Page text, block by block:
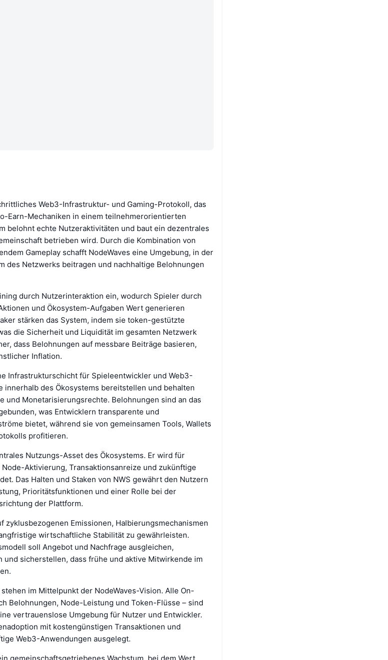
Web3-Infrastruktur- und Gaming-Protokoll, das
Earn-Mechaniken in einem teilnehmerorientierten
belohnt echte Nutzeraktivitäten und baut ein dezentrales
betrieben wird. Durch die Kombination von
Gameplay schafft NodeWaves eine Umgebung, in der
des Netzwerks beitragen und nachhaltige Belohnungen
durch Nutzerinteraktion ein, wodurch Spieler durch
und Ökosystem-Aufgaben Wert generieren
stärken das System, indem sie token-gestützte
die Sicherheit und Liquidität im gesamten Netzwerk
dass Belohnungen auf messbare Beiträge basieren,
Inflation.
Infrastrukturschicht für Spieleentwickler und Web3-
innerhalb des Ökosystems bereitstellen und behalten
und Monetarisierungsrechte. Belohnungen sind an das
was Entwicklern transparente und
bietet, während sie von gemeinsamen Tools, Wallets
profitieren.
Nutzungs-Asset des Ökosystems. Er wird für
Aktivierung, Transaktionsanreize und zukünftige
Das Halten und Staken von NWS gewährt den Nutzern
Prioritätsfunktionen und einer Rolle bei der
der Plattform.
zyklusbezogenen Emissionen, Halbierungsmechanismen
wirtschaftliche Stabilität zu gewährleisten.
soll Angebot und Nachfrage ausgleichen,
und sicherstellen, dass frühe und aktive Mitwirkende im
im Mittelpunkt der NodeWaves-Vision. Alle On-
Belohnungen, Node-Leistung und Token-Flüsse – sind
vertrauenslose Umgebung für Nutzer und Entwickler.
mit kostengünstigen Transaktionen und
Web3-Anwendungen ausgelegt.